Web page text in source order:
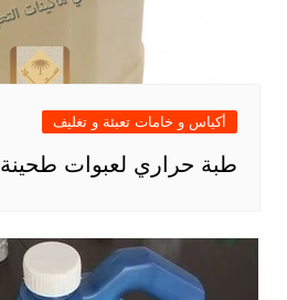
أكياس و خامات تعبئة و تغليف
طبة حراري لعبوات طحينة